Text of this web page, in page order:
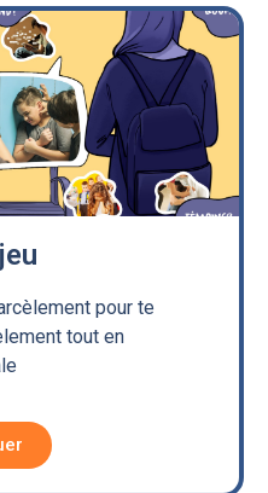
pour te
tout en